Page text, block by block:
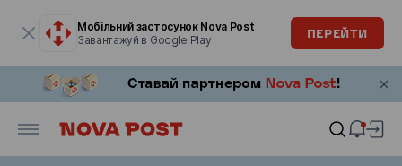
Мобільний застосунок Nova Post
Завантажуй в Google Play
ПЕРЕЙТИ